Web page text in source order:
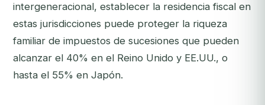
intergeneracional, establecer la residencia fiscal en
estas jurisdicciones puede proteger la riqueza
familiar de impuestos de sucesiones que pueden
alcanzar el 40% en el Reino Unido y EE.UU., o
hasta el 55% en Japón.